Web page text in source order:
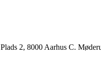
2, 8000 Aarhus C.